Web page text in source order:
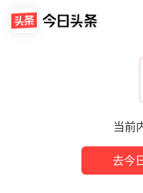
当前
去今